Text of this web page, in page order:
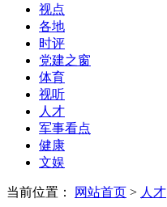
视点
各地
时评
党建之窗
体育
视听
人才
军事看点
健康
文娱
当前位置： 网站首页 > 人才